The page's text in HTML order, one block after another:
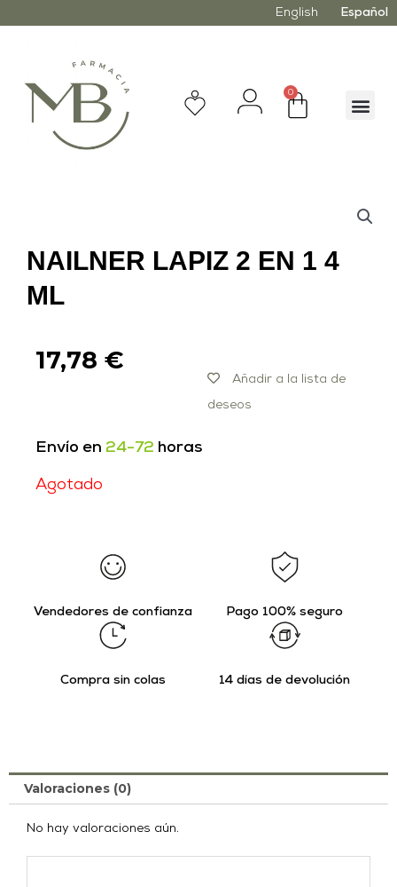
English Español
0
NAILNER LAPIZ 2 EN 1 4
ML
17,78 €
Añadir a la lista de
deseos
Envío en 24-72 horas
Agotado
Vendedores de confianza Pago 100% seguro
Compra sin colas 14 días de devolución
Valoraciones (0)
No hay valoraciones aún.